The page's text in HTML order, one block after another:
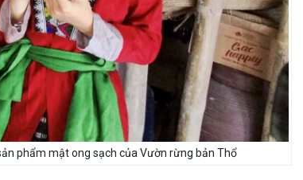
phẩm mật ong sạch của Vườn rừng bản Thổ